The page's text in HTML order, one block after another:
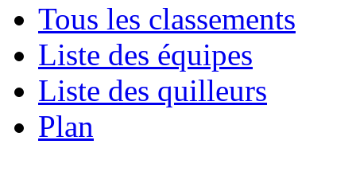
Tous les classements
Liste des équipes
Liste des quilleurs
Plan